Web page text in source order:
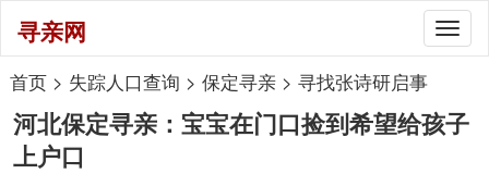
寻亲网
首页> 失踪人口查询 > 保定寻亲> 寻找张诗研启事
河北保定寻亲：宝宝在门口捡到希望给孩子
上户口